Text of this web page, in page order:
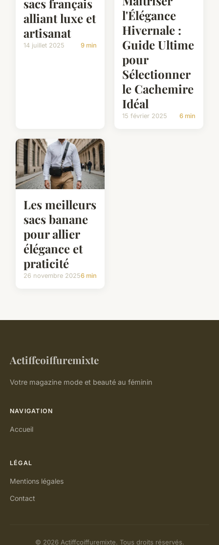
sacs français
alliant luxe et
artisanat
14 juillet 2025 9 min
l'Élégance
Hivernale :
Guide Ultime
pour
Sélectionner
le Cachemire
Idéal
15 février 2025 6 min
Les meilleurs
sacs banane
pour allier
élégance et
praticité
26 novembre 20256 min
Actiffcoiffuremixte
Votre magazine mode et beauté au féminin
NAVIGATION
Accueil
LÉGAL
Mentions légales
Contact
© 2026 Actiffcoiffuremixte. Tous droits réservés.